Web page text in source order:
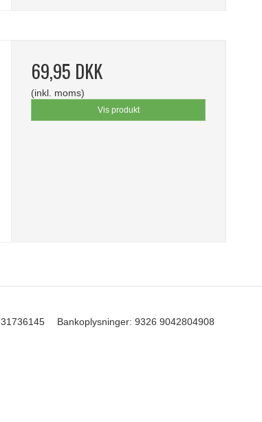
69,95 DKK
(inkl. moms)
Vis produkt
31736145 Bankoplysninger: 9326 9042804908